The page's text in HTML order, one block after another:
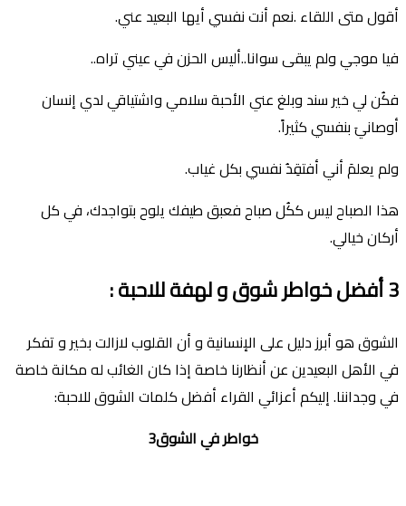
أقول متى اللقاء .نعم أنت نفسي أيها البعيد عني.
فيا موجي ولم يبقى سوانا..أليس الحزن في عيني تراه..
فكُن لي خير سند وبلغ عني الأحبة سلامي واشتياقي لدي إنسان
أوصانيَ بنفسي كثيراً.
ولم يعلمَ أني أفتقِدُ نفسي بكل غياب.
هذا الصباح ليس ككُل صباح فعبق طيفك يلوح بتواجدك، في كل
أركان خيالي.
3أفضل خواطر شوق و لهفة للاحبة:
الشوق هو أبرز دليل على اﻹنسانية و أن القلوب لازالت بخير و تفكر
في اﻷهل البعيدين عن أنظارنا خاصة إذا كان الغائب له مكانة خاصة
في وجداننا. إليكم أعزائي القراء أفضل كلمات الشوق للاحبة:
خواطر في الشوق3